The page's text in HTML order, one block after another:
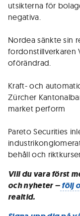
utsikterna för
negativa.
Nordea sänkte sin
fordonstillverkaren
oförändrad.
Kraft- och
Zürcher
market perform
Pareto Securities
behåll och
Vill du vara först
och nyheter –följ
realtid.